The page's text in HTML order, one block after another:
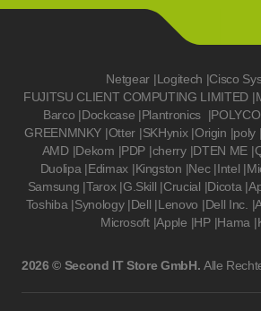
Netgear |Logitech |Cisco
FUJITSU CLIENT COMPUTING LIMITED |
Barco |Dockcase |Plantronics |
GREENMNKY |Otter |SKHynix |Origin |poly |
AMD |Dekom |PDP |cherry |DTEN ME |
Duolipa |Edimax |Kingston |Nec |Intel |
Samsung |Tarox |G.Skill |Crucial |Dicota |
Toshiba |Synology |Dell |Lenovo |Dell Inc. |
Microsoft |Apple |HP |Hama |
2026 © Second IT Store GmbH. Alle